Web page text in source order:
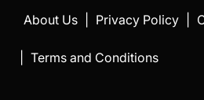
About Us Privacy Policy
Terms and Conditions